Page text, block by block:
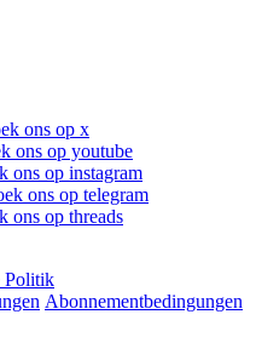
ons op x
ons op youtube
ons op instagram
ons op telegram
ons op threads
Politik
Abonnementbedingungen